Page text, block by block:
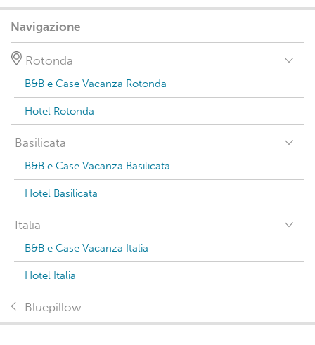
Navigazione
Rotonda
B&B e Case Vacanza Rotonda
Hotel Rotonda
Basilicata
B&B e Case Vacanza Basilicata
Hotel Basilicata
Italia
B&B e Case Vacanza Italia
Hotel Italia
Bluepillow